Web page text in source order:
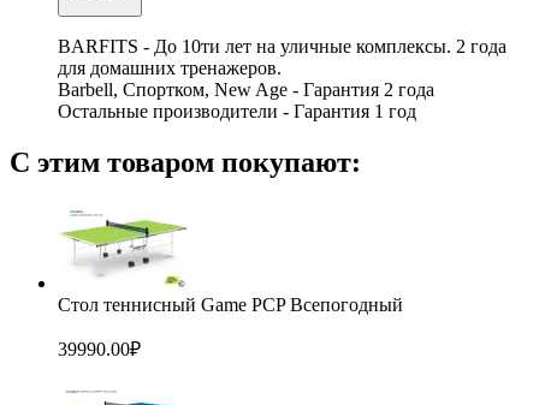
BARFITS - До 10ти лет на уличные комплексы. 2 года
для домашних тренажеров.
Barbell, Спортком, New Age - Гарантия 2 года
Остальные производители - Гарантия 1 год
С этим товаром покупают:
Стол теннисный Game PCP Всепогодный
39990.00₽